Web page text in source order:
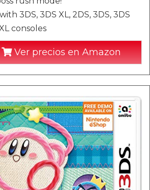
3DS, 3DS XL, 2DS, 3DS, 3DS
consoles
Ver precios en Amazon